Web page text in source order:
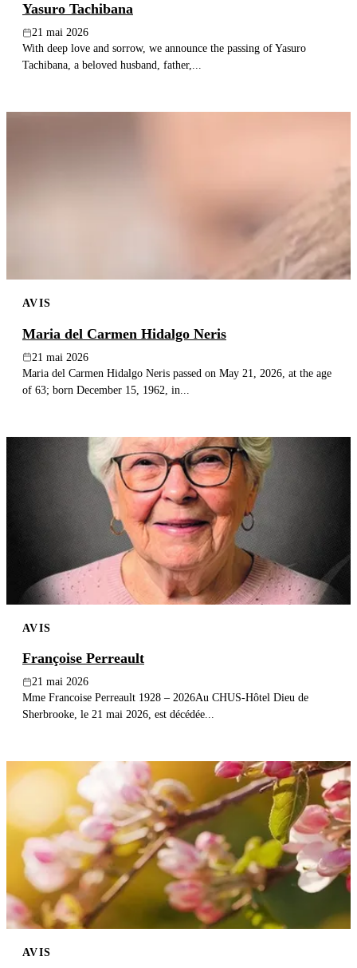
Yasuro Tachibana
21 mai 2026
With deep love and sorrow, we announce the passing of Yasuro
Tachibana, a beloved husband, father,...
AVIS
Maria del Carmen Hidalgo Neris
21 mai 2026
Maria del Carmen Hidalgo Neris passed on May 21, 2026, at the age
of 63; born December 15, 1962, in...
AVIS
Françoise Perreault
21 mai 2026
Mme Francoise Perreault 1928 – 2026Au CHUS-Hôtel Dieu de
Sherbrooke, le 21 mai 2026, est décédée...
AVIS